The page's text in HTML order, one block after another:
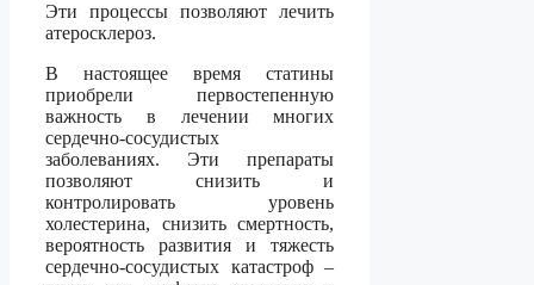
Эти процессы позволяют лечить
атеросклероз.
В настоящее время статины
приобрели первостепенную
важность в лечении многих
сердечно-сосудистых
заболеваниях. Эти препараты
позволяют снизить и
контролировать уровень
холестерина, снизить смертность,
вероятность развития и тяжесть
сердечно-сосудистых катастроф –